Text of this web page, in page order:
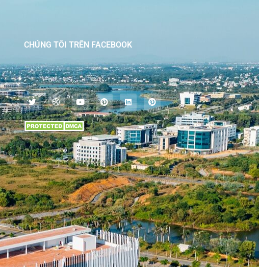
CHÚNG TÔI TRÊN FACEBOOK